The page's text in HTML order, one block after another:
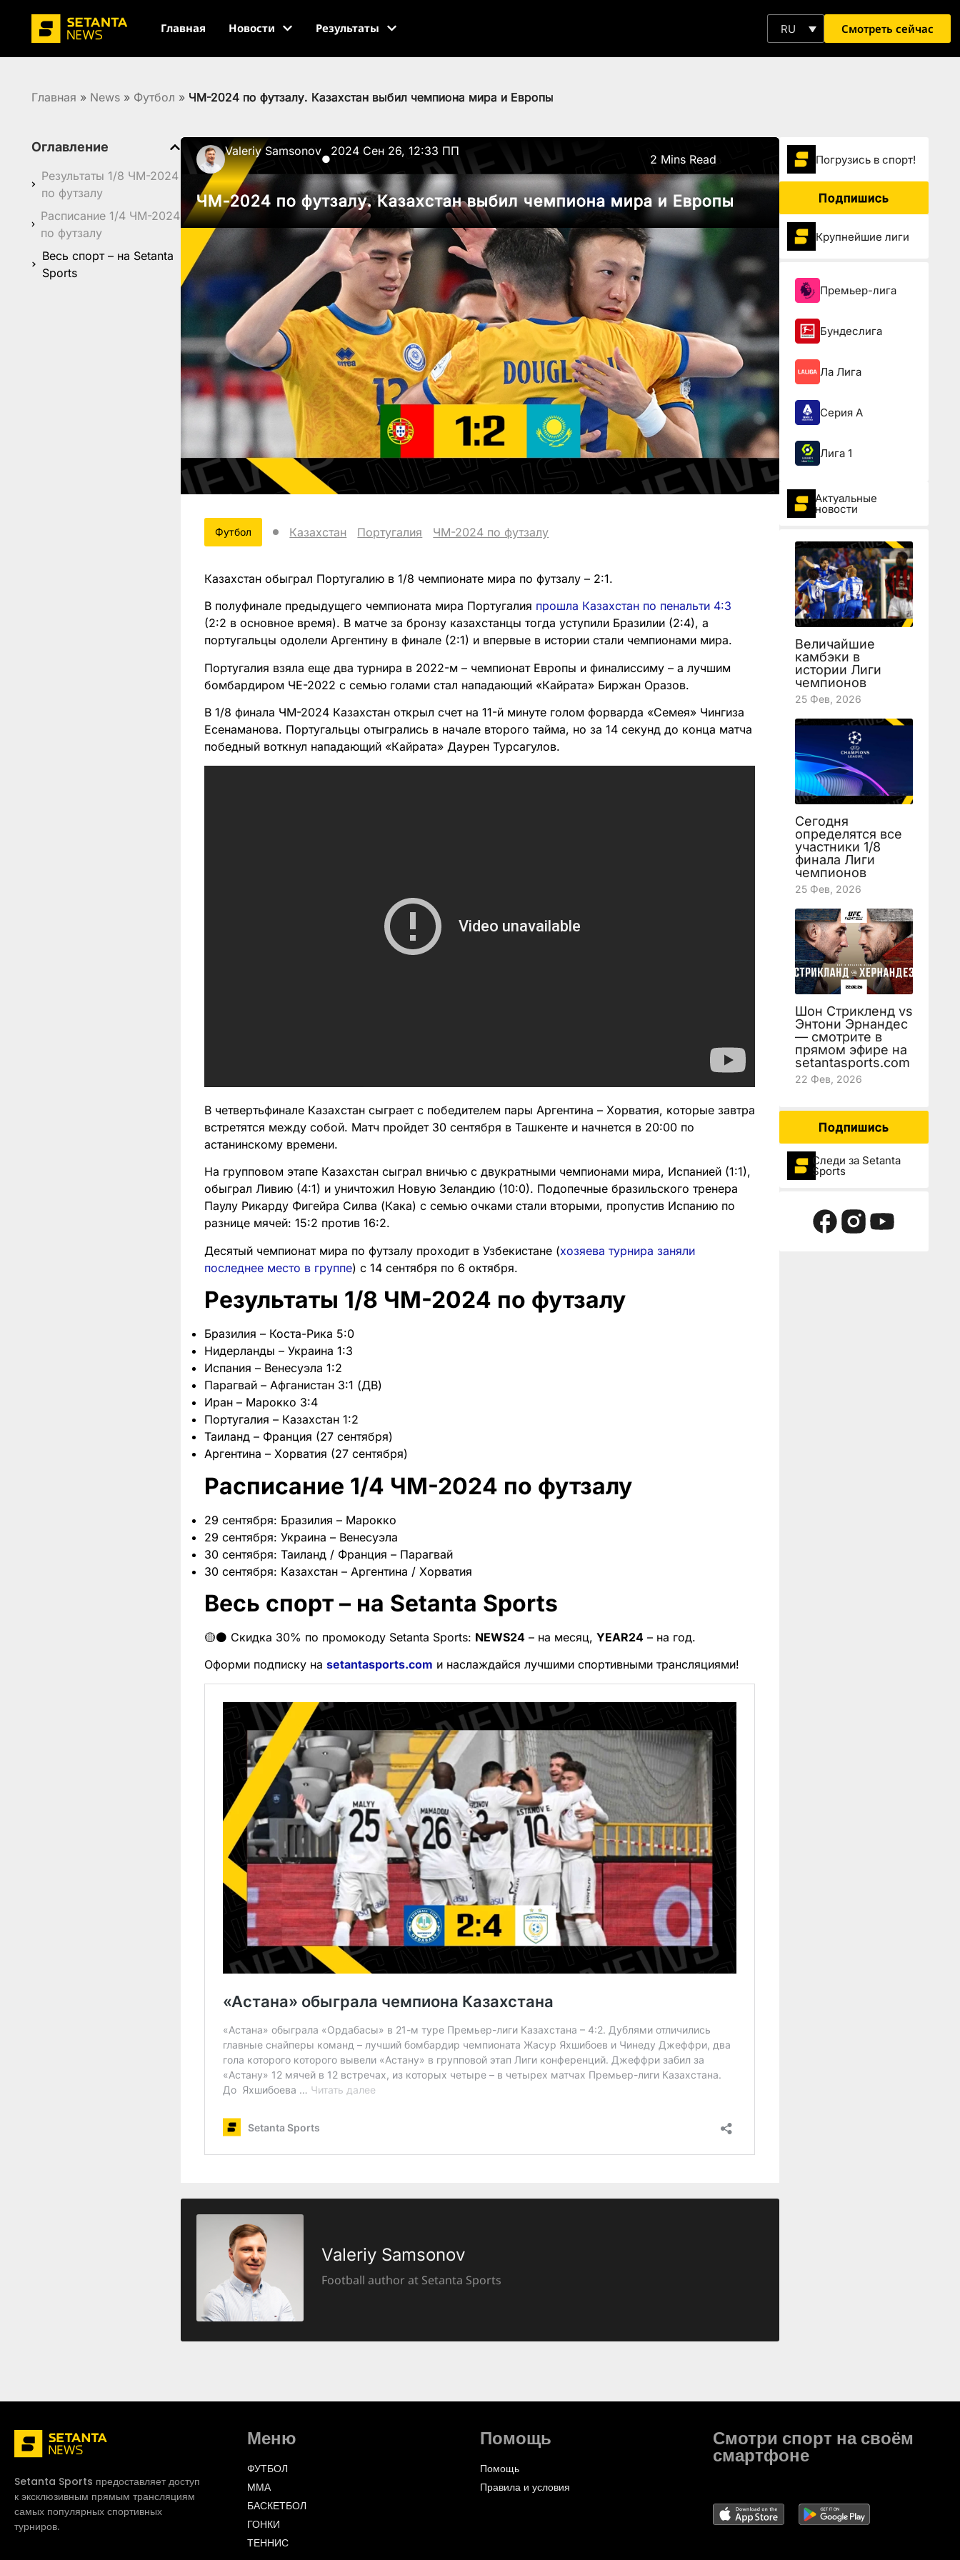
Главная Новости Результаты RU Смотреть сейчас
Главная » News » Футбол » ЧМ-2024 по футзалу. Казахстан выбил чемпиона мира и Европы
Оглавление
Результаты 1/8 ЧМ-2024
по футзалу
Расписание 1/4 ЧМ-2024
по футзалу
Весь спорт – на Setanta
Sports
Valeriy Samsonov
●
2024 Сен 26, 12:33 ПП
2 Mins Read
ЧМ-2024 по футзалу. Казахстан выбил чемпиона мира и Европы
Футбол Казахстан Португалия ЧМ-2024 по футзалу
Казахстан обыграл Португалию в 1/8 чемпионате мира по футзалу – 2:1.
В полуфинале предыдущего чемпионата мира Португалия прошла Казахстан по пенальти 4:3
(2:2 в основное время). В матче за бронзу казахстанцы тогда уступили Бразилии (2:4), а
португальцы одолели Аргентину в финале (2:1) и впервые в истории стали чемпионами мира.
Португалия взяла еще два турнира в 2022-м – чемпионат Европы и финалиссиму – а лучшим
бомбардиром ЧЕ-2022 с семью голами стал нападающий «Кайрата» Биржан Оразов.
В 1/8 финала ЧМ-2024 Казахстан открыл счет на 11-й минуте голом форварда «Семея» Чингиза
Есенаманова. Португальцы отыгрались в начале второго тайма, но за 14 секунд до конца матча
победный воткнул нападающий «Кайрата» Даурен Турсагулов.
В четвертьфинале Казахстан сыграет с победителем пары Аргентина – Хорватия, которые завтра
встретятся между собой. Матч пройдет 30 сентября в Ташкенте и начнется в 20:00 по
астанинскому времени.
На групповом этапе Казахстан сыграл вничью с двукратными чемпионами мира, Испанией (1:1),
обыграл Ливию (4:1) и уничтожил Новую Зеландию (10:0). Подопечные бразильского тренера
Паулу Рикарду Фигейра Силва (Кака) с семью очками стали вторыми, пропустив Испанию по
разнице мячей: 15:2 против 16:2.
Десятый чемпионат мира по футзалу проходит в Узбекистане (хозяева турнира заняли
последнее место в группе) с 14 сентября по 6 октября.
Результаты 1/8 ЧМ-2024 по футзалу
Бразилия – Коста-Рика 5:0
Нидерланды – Украина 1:3
Испания – Венесуэла 1:2
Парагвай – Афганистан 3:1 (ДВ)
Иран – Марокко 3:4
Португалия – Казахстан 1:2
Таиланд – Франция (27 сентября)
Аргентина – Хорватия (27 сентября)
Расписание 1/4 ЧМ-2024 по футзалу
29 сентября: Бразилия – Марокко
29 сентября: Украина – Венесуэла
30 сентября: Таиланд / Франция – Парагвай
30 сентября: Казахстан – Аргентина / Хорватия
Весь спорт – на Setanta Sports
🟡⚫️ Скидка 30% по промокоду Setanta Sports: NEWS24 – на месяц,YEAR24 – на год.
Оформи подписку наsetantasports.com и наслаждайся лучшими спортивными трансляциями!
Valeriy Samsonov
Football author at Setanta Sports
Погрузиcь в спорт!
Подпишись
Крупнейшие лиги
Премьер-лига
Бундеслига
Ла Лига
Серия А
Лига 1
Актуальные
новости
Величайшие
камбэки в
истории Лиги
чемпионов
25 Фев, 2026
Сегодня
определятся все
участники 1/8
финала Лиги
чемпионов
25 Фев, 2026
Шон Стрикленд vs
Энтони Эрнандес
— смотрите в
прямом эфире на
setantasports.com
22 Фев, 2026
Подпишись
Следи за Setanta
Sports
Setanta Sports предоставляет доступ
к эксклюзивным прямым трансляциям
самых популярных спортивных
турниров.
Меню
ФУТБОЛ
ММА
БАСКЕТБОЛ
ГОНКИ
ТЕННИС
Помощь
Помощь
Правила и условия
Смотри спорт на своём
смартфоне